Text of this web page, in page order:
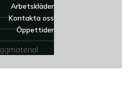
Arbetskläder
Kontakta oss
Öppettider